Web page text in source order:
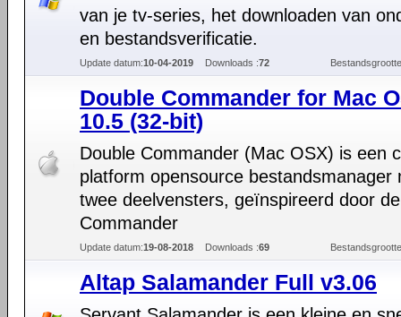
van je tv-series, het downloaden van
en bestandsverificatie.
Update datum:10-04-2019 Downloads :72
Double Commander for Mac
10.5 (32-bit)
Double Commander (Mac OSX) is een
platform opensource bestandsmanager
twee deelvensters, geïnspireerd door
Commander
Update datum:19-08-2018 Downloads :69
Altap Salamander Full v3.06